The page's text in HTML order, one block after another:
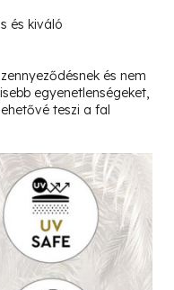
és kiváló
és nem
egyenetlenségeket,
teszi a fal